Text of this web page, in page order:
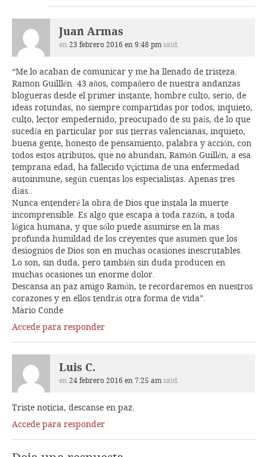
Juan Armas
en 23 febrero 2016 en 9:48 pm said:
“Me lo acaban de comunicar y me ha llenado de tristeza.
Ramon Guilllén. 43 años, compañero de nuestra andanzas
blogueras desde el primer instante, hombre culto, serio, de
ideas rotundas, no siempre compartidas por todos, inquieto,
culto, lector empedernido, preocupado de su país, de lo que
sucedía en particular por sus tierras valencianas, inquieto,
buena gente, honesto de pensamiento, palabra y acción, con
todos estos atributos, que no abundan, Ramón Guillén, a esa
temprana edad, ha fallecido vçictima de una enfermedad
autoinmune, según cuentas los especialistas. Apenas tres
días..
Nunca entenderé la obra de Dios que instala la muerte
incomprensible. Es algo que escapa a toda razón, a toda
lógica humana, y que sólo puede asumirse en la mas
profunda humildad de los creyentes que asumen que los
desiognios de Dios son en muchas ocasiones inescrutables.
Lo son, sin duda, pero también sin duda producen en
muchas ocasiones un enorme dolor.
Descansa an paz amigo Ramón, te recordaremos en nuestros
corazones y en ellos tendrás otra forma de vida”.
Mario Conde
Accede para responder
Luis C.
en 24 febrero 2016 en 7:25 am said:
Triste noticia, descanse en paz.
Accede para responder